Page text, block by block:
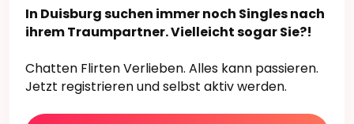
In Duisburg suchen immer noch Singles nach
ihrem Traumpartner. Vielleicht sogar Sie?!
Chatten Flirten Verlieben. Alles kann passieren.
Jetzt registrieren und selbst aktiv werden.